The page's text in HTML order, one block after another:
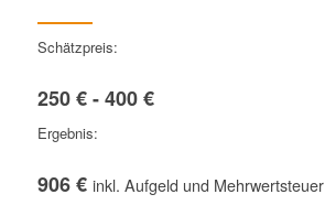
Schätzpreis:
250 € - 400 €
Ergebnis:
906 € inkl. Aufgeld und Mehrwertsteuer